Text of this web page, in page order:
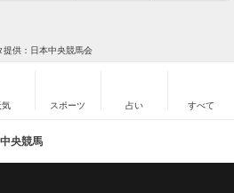
提供：日本中央競馬会
気 スポーツ 占い すべて
中央競馬